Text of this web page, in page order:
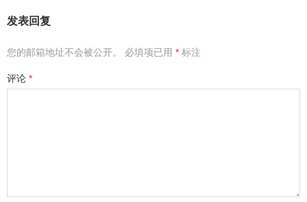
发表回复
您的邮箱地址不会被公开。 必填项已用 * 标注
评论 *